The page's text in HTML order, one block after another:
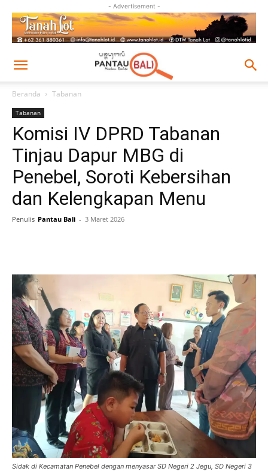
- Advertisement -
Beranda Tabanan
Tabanan
Komisi IV DPRD Tabanan
Tinjau Dapur MBG di
Penebel, Soroti Kebersihan
dan Kelengkapan Menu
Penulis Pantau Bali - 3 Maret 2026
Sidak di Kecamatan Penebel dengan menyasar SD Negeri 2 Jegu, SD Negeri 3